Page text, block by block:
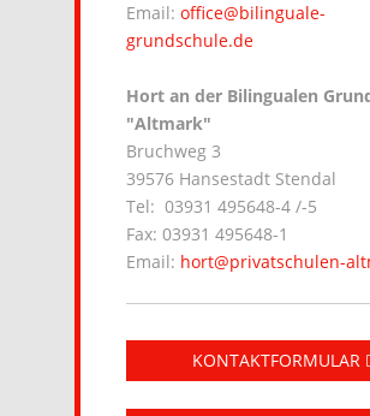
Email: office@bilinguale-
grundschule.de
Hort an der Bilingualen
"Altmark"
Bruchweg 3
39576 Hansestadt Stendal
Tel: 03931 495648-4 /-5
Fax: 03931 495648-1
Email: hort@privatschulen-
KONTAKTFORMULAR